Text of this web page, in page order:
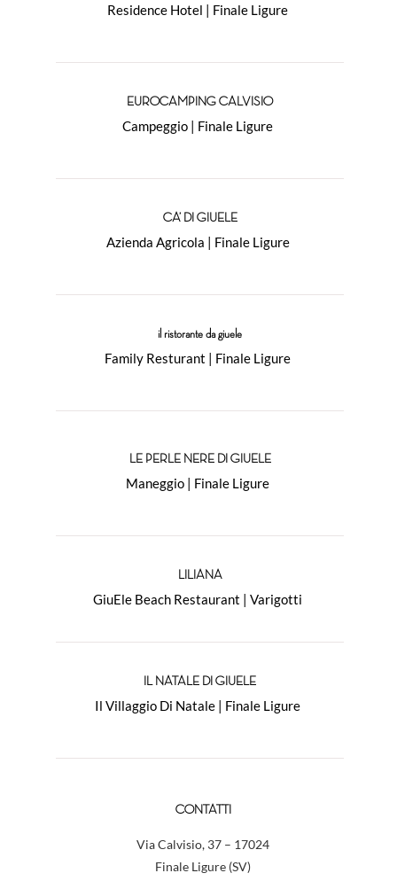
Residence Hotel | Finale Ligure
EUROCAMPING CALVISIO
Campeggio | Finale Ligure
CA’ DI GIUELE
Azienda Agricola | Finale Ligure
il ristorante da giuele
Family Resturant | Finale Ligure
LE PERLE NERE DI GIUELE
Maneggio | Finale Ligure
LILIANA
GiuEle Beach Restaurant | Varigotti
IL NATALE DI GIUELE
Il Villaggio Di Natale | Finale Ligure
CONTATTI
Via Calvisio, 37 – 17024
Finale Ligure (SV)